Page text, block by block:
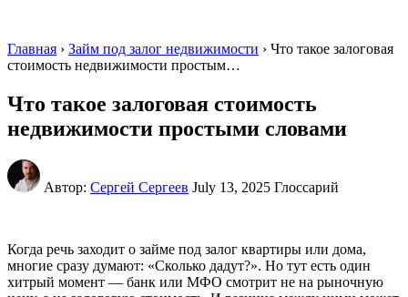
Главная › Займ под залог недвижимости › Что такое залоговая
стоимость недвижимости простым…
Что такое залоговая стоимость
недвижимости простыми словами
Автор: Сергей Сергеев July 13, 2025 Глоссарий
Когда речь заходит о займе под залог квартиры или дома,
многие сразу думают: «Сколько дадут?». Но тут есть один
хитрый момент — банк или МФО смотрит не на рыночную